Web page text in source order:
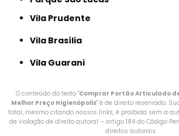
Vila Prudente
Vila Brasília
Vila Guarani
O conteúdo do texto "Comprar Portão Articulado
Melhor Preço Higienópolis" é de direito reservado.
total, mesmo citando nossos links, é proibida sem a
de violação de direito autoral – artigo 184 do Código
direitos autorais.